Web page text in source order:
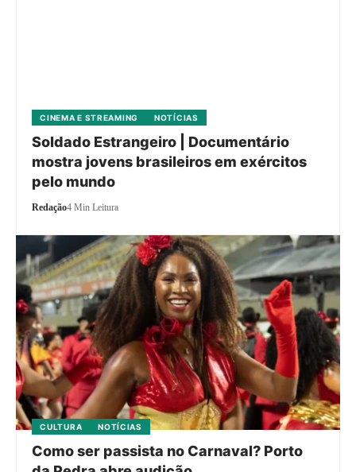
CINEMA E STREAMING NOTÍCIAS
Soldado Estrangeiro | Documentário
mostra jovens brasileiros em exércitos
pelo mundo
Redação4 Min Leitura
CULTURA NOTÍCIAS
Como ser passista no Carnaval? Porto